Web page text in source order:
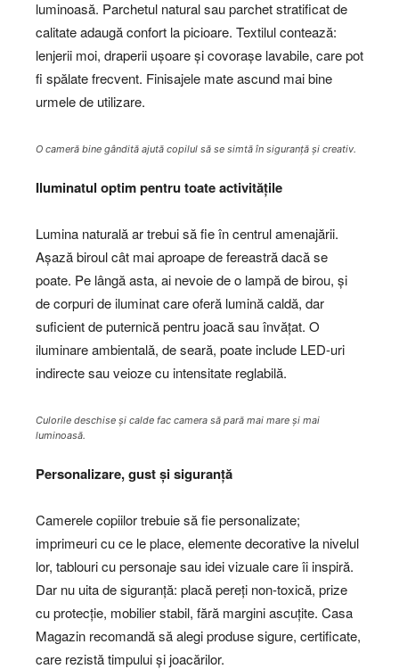
luminoasă. Parchetul natural sau parchet stratificat de
calitate adaugă confort la picioare. Textilul contează:
lenjerii moi, draperii ușoare și covorașe lavabile, care pot
fi spălate frecvent. Finisajele mate ascund mai bine
urmele de utilizare.
O cameră bine gândită ajută copilul să se simtă în siguranță și creativ.
Iluminatul optim pentru toate activitățile
Lumina naturală ar trebui să fie în centrul amenajării.
Așază biroul cât mai aproape de fereastră dacă se
poate. Pe lângă asta, ai nevoie de o lampă de birou, și
de corpuri de iluminat care oferă lumină caldă, dar
suficient de puternică pentru joacă sau învățat. O
iluminare ambientală, de seară, poate include LED-uri
indirecte sau veioze cu intensitate reglabilă.
Culorile deschise și calde fac camera să pară mai mare și mai
luminoasă.
Personalizare, gust și siguranță
Camerele copiilor trebuie să fie personalizate;
imprimeuri cu ce le place, elemente decorative la nivelul
lor, tablouri cu personaje sau idei vizuale care îi inspiră.
Dar nu uita de siguranță: placă pereți non-toxică, prize
cu protecție, mobilier stabil, fără margini ascuțite. Casa
Magazin recomandă să alegi produse sigure, certificate,
care rezistă timpului și joacărilor.